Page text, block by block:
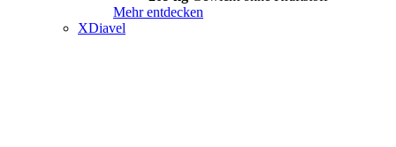
Mehr entdecken
XDiavel